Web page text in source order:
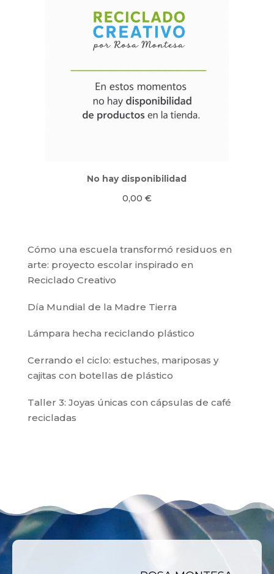
No hay disponibilidad
0,00 €
Cómo una escuela transformó residuos en
arte: proyecto escolar inspirado en
Reciclado Creativo
Día Mundial de la Madre Tierra
Lámpara hecha reciclando plástico
Cerrando el ciclo: estuches, mariposas y
cajitas con botellas de plástico
Taller 3: Joyas únicas con cápsulas de café
recicladas